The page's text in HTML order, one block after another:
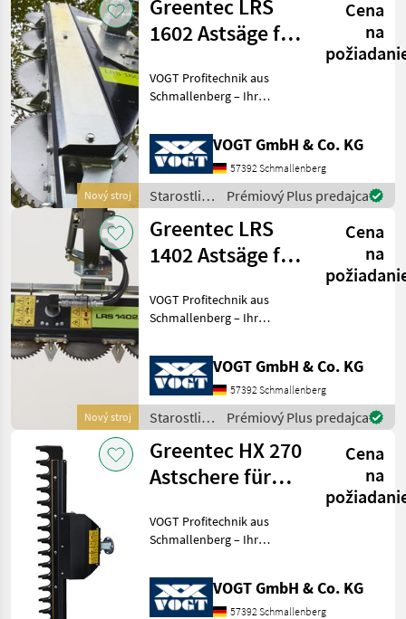
Greentec
Nový stroj
Greentec LRS
1602 Astsäge für
Cena
na
VOGT Profitechnik aus
Schmallenberg – Ihr
professionelle
Landschaftspflegetechnik =
Mehrere VOGT-Standorte +
100 Servicepartner in
Deutsch
VOGT GmbH & Co. KG
57392 Schmallenberg
Starostlivosť
o stromy /
Greentec
Prémiový Plus predajca
Nový stroj
Greentec LRS
1402 Astsäge für
Cena
na
VOGT Profitechnik aus
Schmallenberg – Ihr
professionelle
Landschaftspflegetechnik =
Mehrere VOGT-Standorte +
100 Servicepartner in
Deutsch
VOGT GmbH & Co. KG
57392 Schmallenberg
Starostlivosť
o stromy /
Greentec
Prémiový Plus predajca
Greentec HX 270
Astschere für
/Radlader
/Traktor
Cena
na
VOGT Profitechnik aus
Schmallenberg – Ihr
professionelle
Landschaftspflegetechnik =
Mehrere VOGT-Standorte +
VOGT GmbH & Co. KG
57392 Schmallenberg